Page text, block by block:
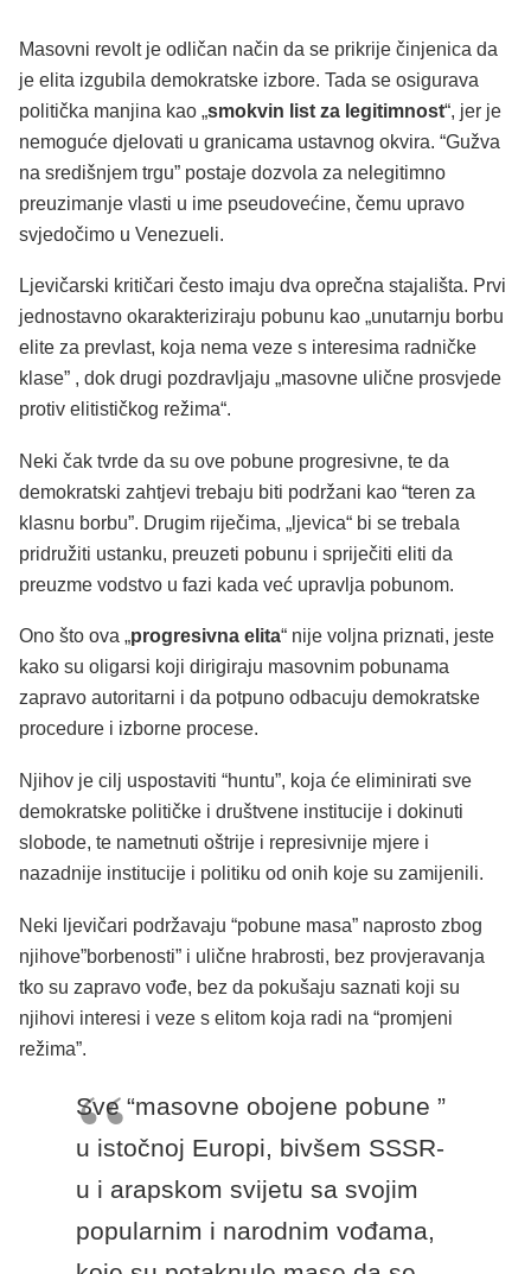
Masovni revolt je odličan način da se prikrije činjenica da
je elita izgubila demokratske izbore. Tada se osigurava
politička manjina kao „smokvin list za legitimnost“, jer je
nemoguće djelovati u granicama ustavnog okvira. “Gužva
na središnjem trgu” postaje dozvola za nelegitimno
preuzimanje vlasti u ime pseudovećine, čemu upravo
svjedočimo u Venezueli.
Ljevičarski kritičari često imaju dva oprečna stajališta. Prvi
jednostavno okarakteriziraju pobunu kao „unutarnju borbu
elite za prevlast, koja nema veze s interesima radničke
klase” , dok drugi pozdravljaju „masovne ulične prosvjede
protiv elitističkog režima“.
Neki čak tvrde da su ove pobune progresivne, te da
demokratski zahtjevi trebaju biti podržani kao “teren za
klasnu borbu”. Drugim riječima, „ljevica“ bi se trebala
pridružiti ustanku, preuzeti pobunu i spriječiti eliti da
preuzme vodstvo u fazi kada već upravlja pobunom.
Ono što ova „progresivna elita“ nije voljna priznati, jeste
kako su oligarsi koji dirigiraju masovnim pobunama
zapravo autoritarni i da potpuno odbacuju demokratske
procedure i izborne procese.
Njihov je cilj uspostaviti “huntu”, koja će eliminirati sve
demokratske političke i društvene institucije i dokinuti
slobode, te nametnuti oštrije i represivnije mjere i
nazadnije institucije i politiku od onih koje su zamijenili.
Neki ljevičari podržavaju “pobune masa” naprosto zbog
njihove”borbenosti” i ulične hrabrosti, bez provjeravanja
tko su zapravo vođe, bez da pokušaju saznati koji su
njihovi interesi i veze s elitom koja radi na “promjeni
režima”.
Sve “masovne obojene pobune ”
u istočnoj Europi, bivšem SSSR-
u i arapskom svijetu sa svojim
popularnim i narodnim vođama,